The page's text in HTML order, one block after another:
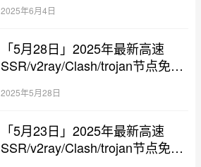
2025年6月4日
「5月28日」2025年最新高速
SSR/v2ray/Clash/trojan节点免费
2025年5月28日
「5月23日」2025年最新高速
SSR/v2ray/Clash/trojan节点免费